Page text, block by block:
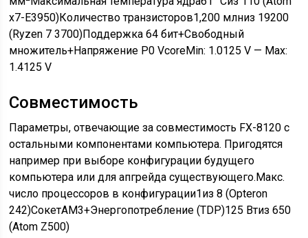
x7-E3950)Количество транзисторов1,200 млниз 19200
(Ryzen 7 3700)Поддержка 64 бит+Свободный
множитель+Напряжение P0 VcoreMin: 1.0125 V — Max:
1.4125 V
Совместимость
Параметры, отвечающие за совместимость FX-8120 с
остальными компонентами компьютера. Пригодятся
например при выборе конфигурации будущего
компьютера или для апгрейда существующего.Макс.
число процессоров в конфигурации1из 8 (Opteron
242)СокетAM3+Энергопотребление (TDP)125 Втиз 650
(Atom Z500)